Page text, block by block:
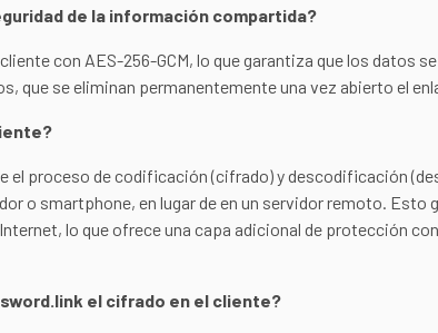
de la información compartida?
con AES-256-GCM, lo que garantiza que los datos
que se eliminan permanentemente una vez abierto el
el proceso de codificación (cifrado) y descodificación
o smartphone, en lugar de en un servidor remoto. Esto
lo que ofrece una capa adicional de protección
el cifrado en el cliente?